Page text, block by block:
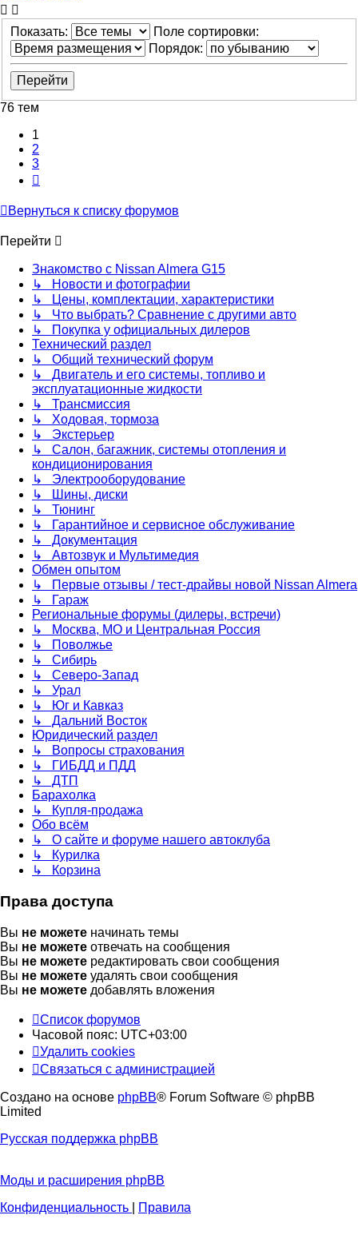
Показать:
Поле сортировки:
Порядок:
76 тем
1
2
3
Вернуться к списку форумов
Перейти
Знакомство с Nissan Almera G15
↳ Новости и фотографии
↳ Цены, комплектации, характеристики
↳ Что выбрать? Сравнение с другими авто
↳ Покупка у официальных дилеров
Технический раздел
↳ Общий технический форум
↳ Двигатель и его системы, топливо и
эксплуатационные жидкости
↳ Трансмиссия
↳ Ходовая, тормоза
↳ Экстерьер
↳ Салон, багажник, системы отопления и
кондиционирования
↳ Электрооборудование
↳ Шины, диски
↳ Тюнинг
↳ Гарантийное и сервисное обслуживание
↳ Документация
↳ Автозвук и Мультимедия
Обмен опытом
↳ Первые отзывы / тест-драйвы новой Nissan Almera
↳ Гараж
Региональные форумы (дилеры, встречи)
↳ Москва, МО и Центральная Россия
↳ Поволжье
↳ Сибирь
↳ Северо-Запад
↳ Урал
↳ Юг и Кавказ
↳ Дальний Восток
Юридический раздел
↳ Вопросы страхования
↳ ГИБДД и ПДД
↳ ДТП
Барахолка
↳ Купля-продажа
Обо всём
↳ О сайте и форуме нашего автоклуба
↳ Курилка
↳ Корзина
Права доступа
Вы не можете начинать темы
Вы не можете отвечать на сообщения
Вы не можете редактировать свои сообщения
Вы не можете удалять свои сообщения
Вы не можете добавлять вложения
Список форумов
Часовой пояс: UTC+03:00
Удалить cookies
Связаться с администрацией
Создано на основе phpBB® Forum Software © phpBB
Limited
Русская поддержка phpBB
Моды и расширения phpBB
Конфиденциальность
Правила